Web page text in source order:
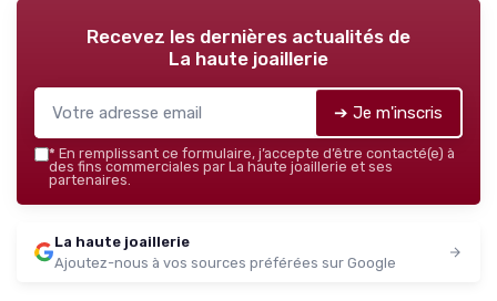
Recevez les dernières actualités de
La haute joaillerie
➔ Je m'inscris
* En remplissant ce formulaire, j’accepte d’être contacté(e) à
des fins commerciales par La haute joaillerie et ses
partenaires.
La haute joaillerie
Ajoutez-nous à vos sources préférées sur Google